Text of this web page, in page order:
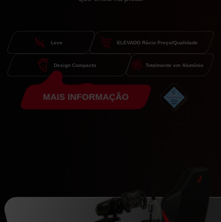
Leve ELEVADO Rácio Preço/Qualidade
Design Compacto Totalmente em Alumínio
MAIS INFORMAÇÃO